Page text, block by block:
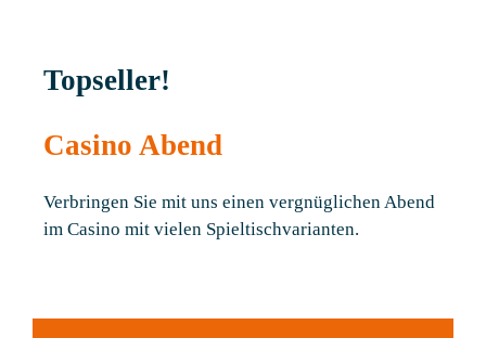
Topseller!
Casino Abend
Verbringen Sie mit uns einen vergnüglichen Abend
im Casino mit vielen Spieltischvarianten.